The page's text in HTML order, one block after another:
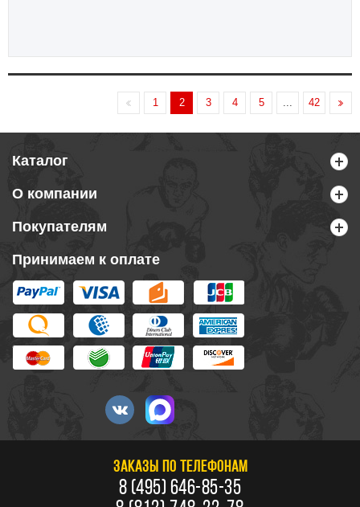
1 2 3 4 5 42
Каталог
О компании
Покупателям
Принимаем к оплате
ЗАКАЗЫ ПО ТЕЛЕФОНАМ
8 (495) 646-85-35